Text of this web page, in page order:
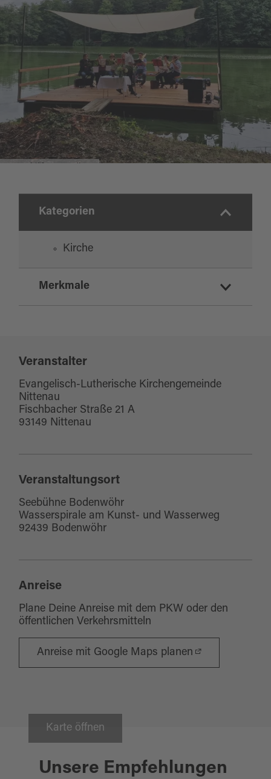
Kategorien
Kirche
Merkmale
Zielgruppe Familien
Zielgruppe Senioren
Veranstalter
Evangelisch-Lutherische Kirchengemeinde
Nittenau
Fischbacher Straße 21 A
93149 Nittenau
Veranstaltungsort
Seebühne Bodenwöhr
Wasserspirale am Kunst- und Wasserweg
92439 Bodenwöhr
Anreise
Plane Deine Anreise mit dem PKW oder den
öffentlichen Verkehrsmitteln
Anreise mit Google Maps planen
Karte öffnen
Unsere Empfehlungen
Bodenwöhr 10.08.2026 - 28.09.2026